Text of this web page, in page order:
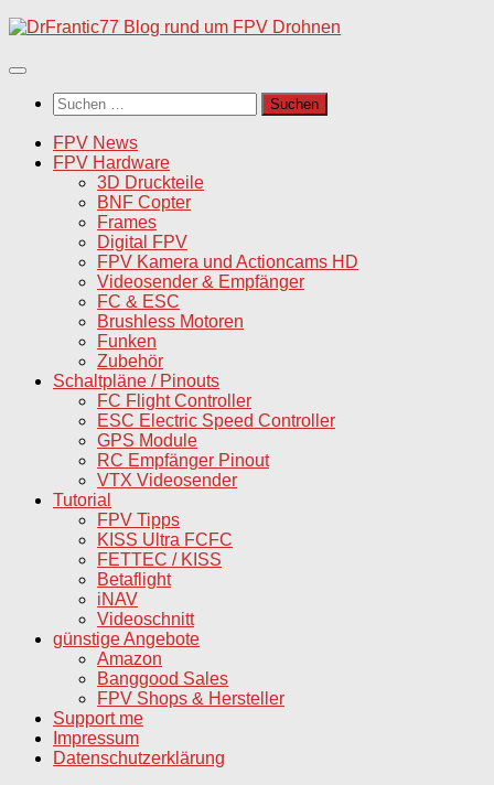
Unter
Inhalt
Suchen
nach:
FPV News
FPV Hardware
3D Druckteile
BNF Copter
Frames
Digital FPV
FPV Kamera und Actioncams HD
Videosender & Empfänger
FC & ESC
Brushless Motoren
Funken
Zubehör
Schaltpläne / Pinouts
FC Flight Controller
ESC Electric Speed Controller
GPS Module
RC Empfänger Pinout
VTX Videosender
Tutorial
FPV Tipps
KISS Ultra FCFC
FETTEC / KISS
Betaflight
iNAV
Videoschnitt
günstige Angebote
Amazon
Banggood Sales
FPV Shops & Hersteller
Support me
Impressum
Datenschutzerklärung